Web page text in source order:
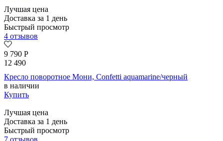
Лучшая цена
Доставка за 1 день
Быстрый просмотр
4 отзывов
9 790 Р
12 490
Кресло поворотное Мони, Confetti aquamarine/черный
в наличии
Купить
Лучшая цена
Доставка за 1 день
Быстрый просмотр